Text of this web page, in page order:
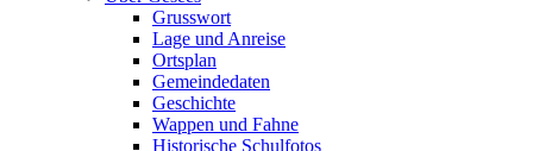
Grusswort
Lage und Anreise
Ortsplan
Gemeindedaten
Geschichte
Wappen und Fahne
Historische Schulfotos